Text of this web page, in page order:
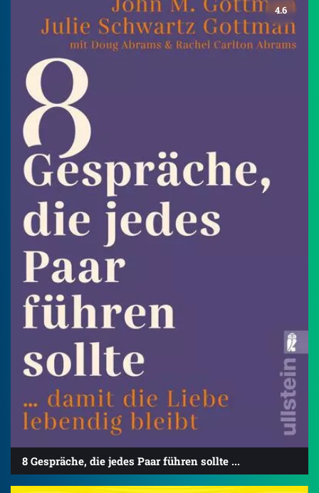
4.6
8 Gespräche, die jedes Paar führen sollte ...